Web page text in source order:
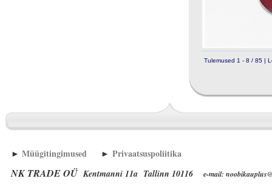
Tulemused 1 - 8 / 85 |
► Müügitingimused ► Privaatsuspoliitika
NK TRADE OÜ Kentmanni 11a Tallinn 10116 e-mail: